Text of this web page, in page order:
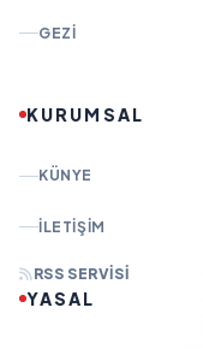
GEZI
KURUMSAL
KÜNYE
İLETIŞIM
RSS SERVISI
YASAL